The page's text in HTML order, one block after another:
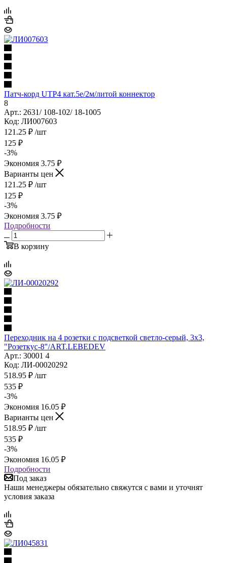
Патч-корд UTP4 кат.5е/2м/литой коннектор
8
Арт.: 2631/ 108-102/ 18-1005
Код: ЛИ007603
121.25 ₽ /шт
125 ₽
-3%
Экономия 3.75 ₽
Варианты цен
121.25 ₽ /шт
125 ₽
-3%
Экономия 3.75 ₽
Подробности
В корзину
Переходник на 4 розетки с подсветкой светло-серый, 3х3,
"Розеткус-8"/ART.LEBEDEV
Арт.: 30001 4
Код: ЛИ-00020292
518.95 ₽ /шт
535 ₽
-3%
Экономия 16.05 ₽
Варианты цен
518.95 ₽ /шт
535 ₽
-3%
Экономия 16.05 ₽
Подробности
Под заказ
Наши менеджеры обязательно свяжутся с вами и уточнят
условия заказа